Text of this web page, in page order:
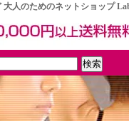
人のためのネットショップ